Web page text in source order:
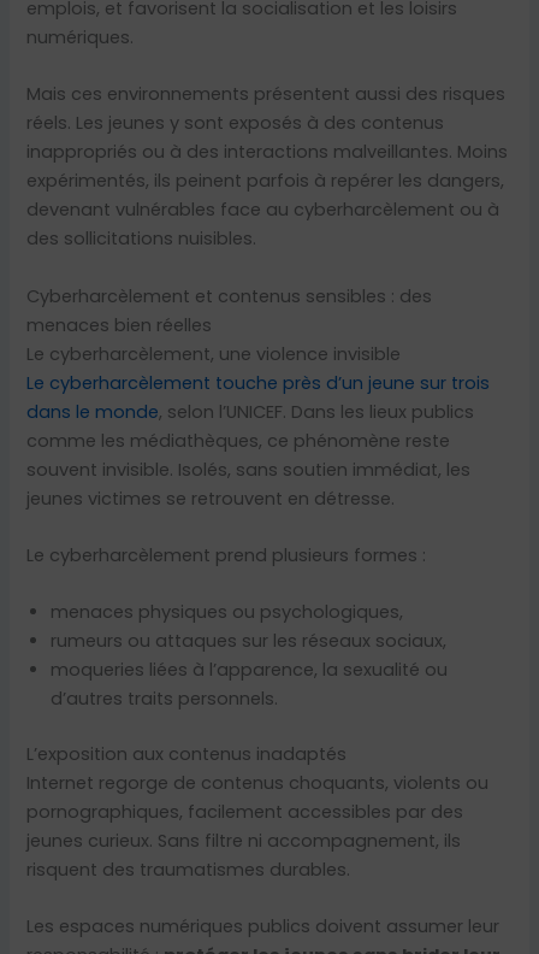
emplois, et favorisent la socialisation et les loisirs
numériques.
Mais ces environnements présentent aussi des risques
réels. Les jeunes y sont exposés à des contenus
inappropriés ou à des interactions malveillantes. Moins
expérimentés, ils peinent parfois à repérer les dangers,
devenant vulnérables face au cyberharcèlement ou à
des sollicitations nuisibles.
Cyberharcèlement et contenus sensibles : des
menaces bien réelles
Le cyberharcèlement, une violence invisible
Le cyberharcèlement touche près d’un jeune sur trois
dans le monde, selon l’UNICEF. Dans les lieux publics
comme les médiathèques, ce phénomène reste
souvent invisible. Isolés, sans soutien immédiat, les
jeunes victimes se retrouvent en détresse.
Le cyberharcèlement prend plusieurs formes :
menaces physiques ou psychologiques,
rumeurs ou attaques sur les réseaux sociaux,
moqueries liées à l’apparence, la sexualité ou
d’autres traits personnels.
L’exposition aux contenus inadaptés
Internet regorge de contenus choquants, violents ou
pornographiques, facilement accessibles par des
jeunes curieux. Sans filtre ni accompagnement, ils
risquent des traumatismes durables.
Les espaces numériques publics doivent assumer leur